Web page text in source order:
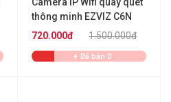
Camera IP Wifi quay quét
thông minh EZVIZ C6N
4MP
1.500.000đ
720.000đ
Đã bán 0